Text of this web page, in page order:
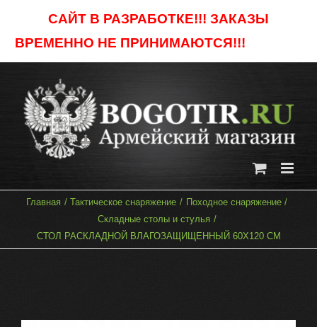
САЙТ В РАЗРАБОТКЕ!!! ЗАКАЗЫ
ВРЕМЕННО НЕ ПРИНИМАЮТСЯ!!!
content
Главная Тактическое снаряжение
Походное снаряжение
Складные столы и стулья
СТОЛ РАСКЛАДНОЙ ВЛАГОЗАЩИЩЕННЫЙ 60Х120 СМ